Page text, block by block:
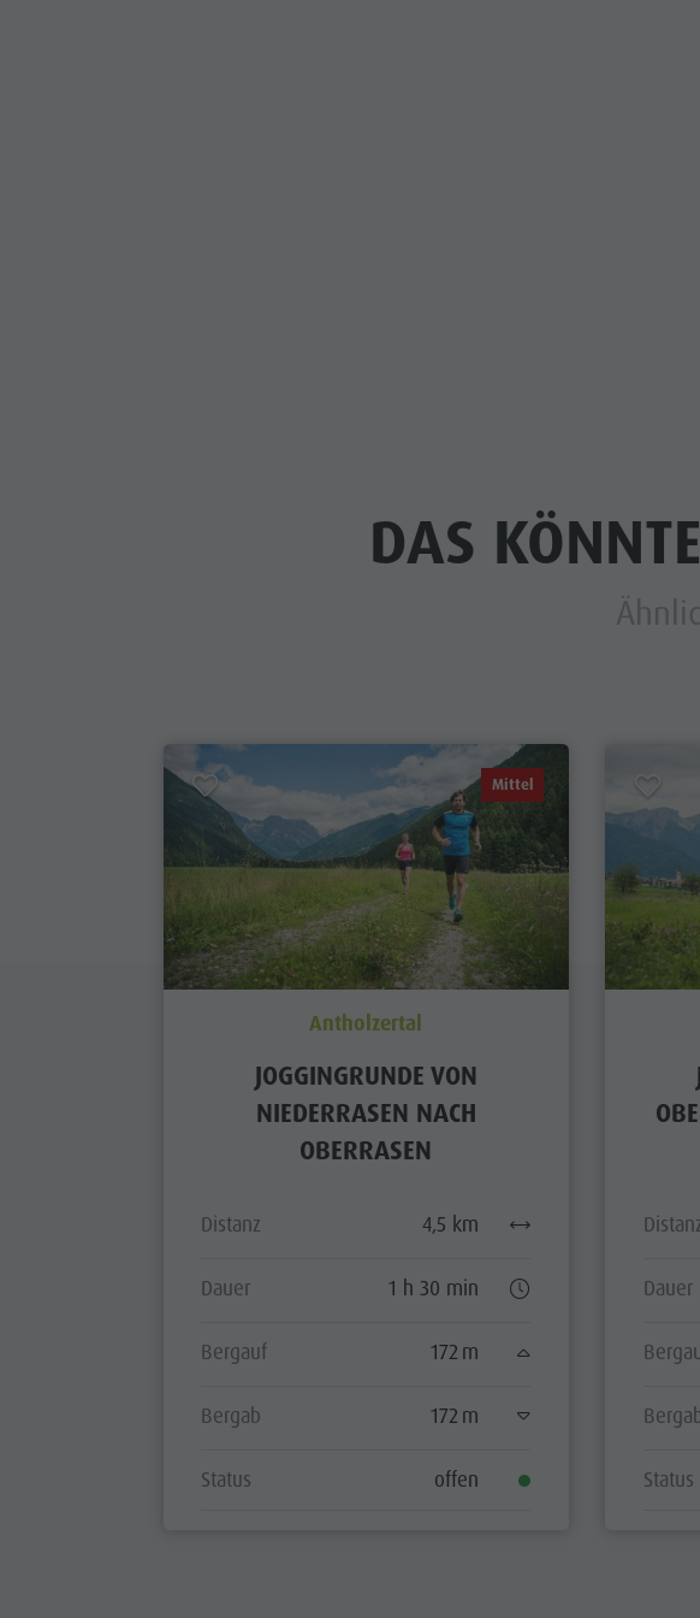
DAS
Mittel
Antholzertal
JOGGINGRUNDE VON
NIEDERRASEN NACH
OBERRASEN
Distanz 4,5 km
Dauer 1 h 30 min
Bergauf 172 m
Bergab 172 m
Status offen
Dauer
Status